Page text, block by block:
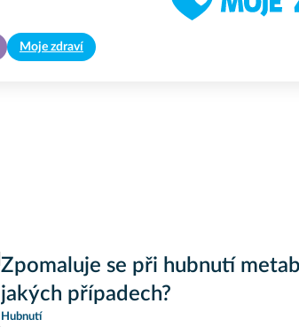
Moje zdraví
Zpomaluje se při hubnutí
jakých případech?
Hubnutí